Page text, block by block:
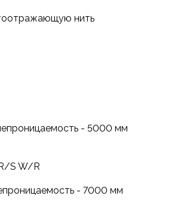
нить
- 5000 мм
S W/R
- 7000 мм